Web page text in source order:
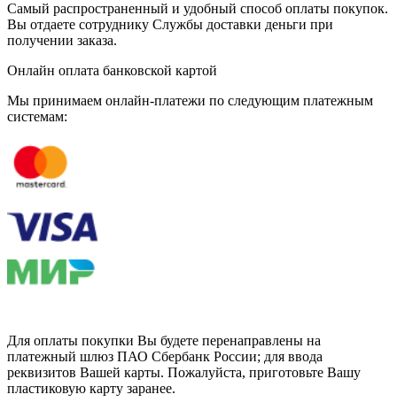
Самый распространенный и удобный способ оплаты покупок.
Вы отдаете сотруднику Службы доставки деньги при
получении заказа.
Онлайн оплата банковской картой
Мы принимаем онлайн-платежи по cледующим платежным
системам:
Для оплаты покупки Вы будете перенаправлены на
платежный шлюз ПАО Сбербанк России; для ввода
реквизитов Вашей карты. Пожалуйста, приготовьте Вашу
пластиковую карту заранее.